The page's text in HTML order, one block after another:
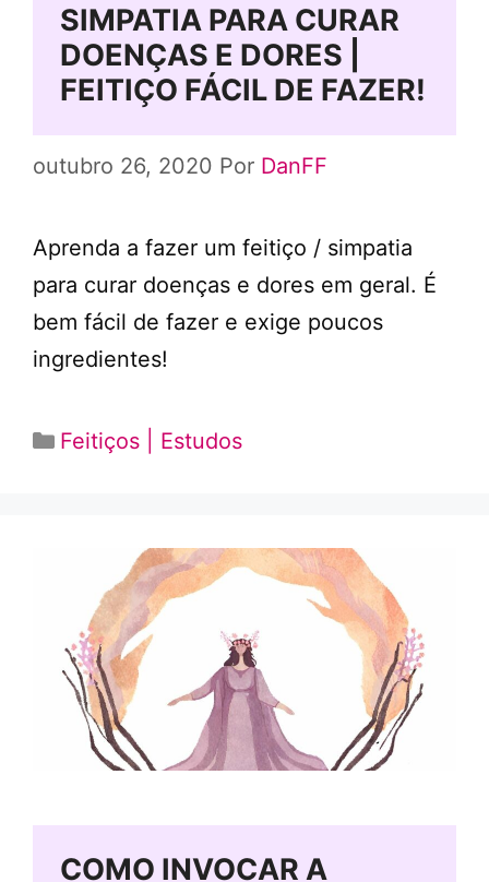
SIMPATIA PARA CURAR
DOENÇAS E DORES |
FEITIÇO FÁCIL DE FAZER!
outubro 26, 2020 Por DanFF
Aprenda a fazer um feitiço / simpatia
para curar doenças e dores em geral. É
bem fácil de fazer e exige poucos
ingredientes!
Categorias
Feitiços | Estudos
COMO INVOCAR A